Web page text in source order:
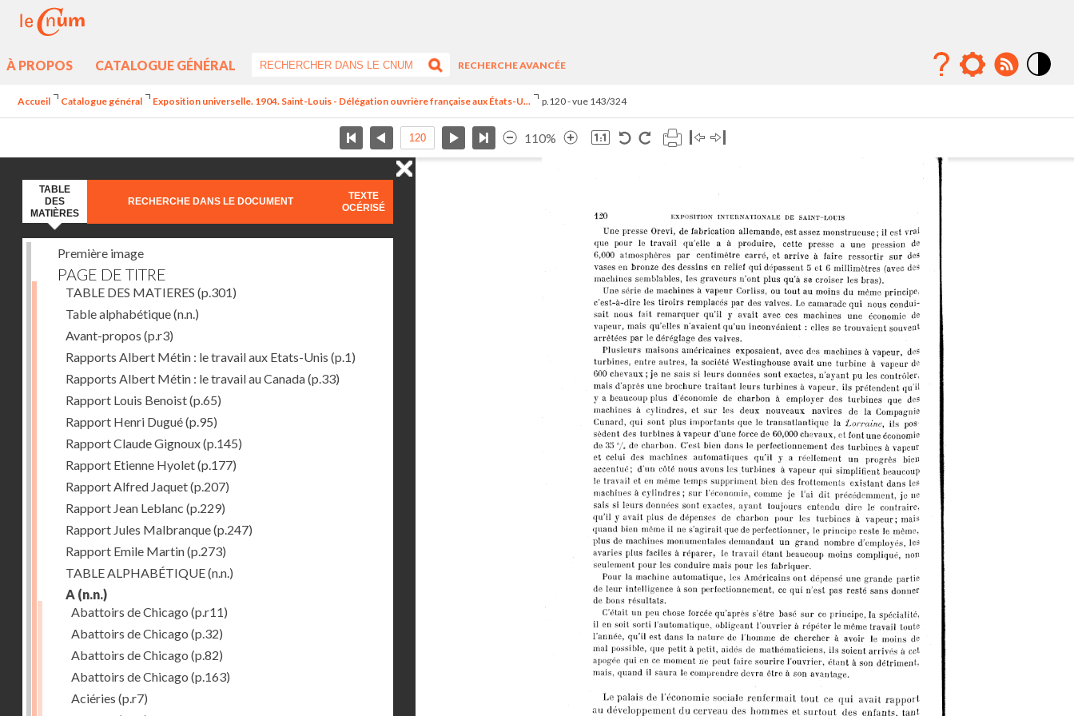
À PROPOS CATALOGUE GÉNÉRAL
RECHERCHE AVANCÉE
Accueil Catalogue général Exposition universelle. 1904. Saint-Louis - Délégation ouvrière française aux États-U... p.120 - vue 143/324
110%
TABLE
DES
MATIÈRES
RECHERCHE DANS LE DOCUMENT
TEXTE
OCÉRISÉ
Première image
PAGE DE TITRE
TABLE DES MATIERES (p.301)
Table alphabétique(n.n.)
Avant-propos (p.r3)
Rapports Albert Métin : le travail aux Etats-Unis (p.1)
Rapports Albert Métin : le travail au Canada(p.33)
Rapport Louis Benoist(p.65)
Rapport Henri Dugué(p.95)
Rapport Claude Gignoux(p.145)
Rapport Etienne Hyolet(p.177)
Rapport Alfred Jaquet(p.207)
Rapport Jean Leblanc (p.229)
Rapport Jules Malbranque(p.247)
Rapport Emile Martin(p.273)
TABLE ALPHABÉTIQUE(n.n.)
A (n.n.)
Abattoirs de Chicago (p.r11)
Abattoirs de Chicago (p.32)
Abattoirs de Chicago (p.82)
Abattoirs de Chicago (p.163)
Aciéries (p.r7)